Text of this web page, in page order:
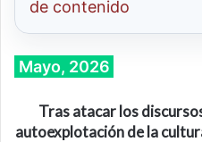
de contenido
Mayo, 2026
Tras atacar los
autoexplotación de la